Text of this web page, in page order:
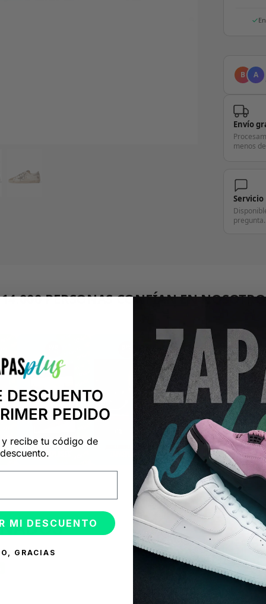
B A
Envío
menos
Servicio
pregunta.
PERSONAS CONFÍAN EN
DESCUENTO
PEDIDO
y recibe tu código de
descuento.
MI DESCUENTO
GRACIAS